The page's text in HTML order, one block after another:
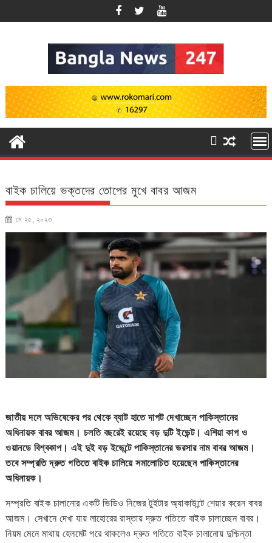
to
বাইক চালিয়ে ভক্তদের তোপের মুখে বাবর আজম
মে ২৫, ২০২৩
জাতীয় দলে অভিষেকের পর থেকে ব্যাট হাতে দাপট দেখাচ্ছেন পাকিস্তানের
অধিনায়ক বাবর আজম। চলতি বছরেই রয়েছে বড় দুটি ইভেন্ট। এশিয়া কাপ ও
ওয়ানডে বিশ্বকাপ। এই দুই বড় ইভেন্টে পাকিস্তানের ভরসার নাম বাবর আজম।
তবে সম্প্রতি দ্রুত গতিতে বাইক চালিয়ে সমালোচিত হয়েছেন পাকিস্তানের
অধিনায়ক।
সম্প্রতি বাইক চালানোর একটি ভিডিও নিজের টুইটার অ্যাকাউন্টে শেয়ার করেন বাবর
আজম। সেখানে দেখা যায় লাহোরের রাস্তায় দ্রুত গতিতে বাইক চালাচ্ছেন বাবর।
নিয়ম মেনে মাথায় হেলমেট পরে থাকলেও দ্রুত গতিতে বাইক চালানোয় দুশ্চিন্তা